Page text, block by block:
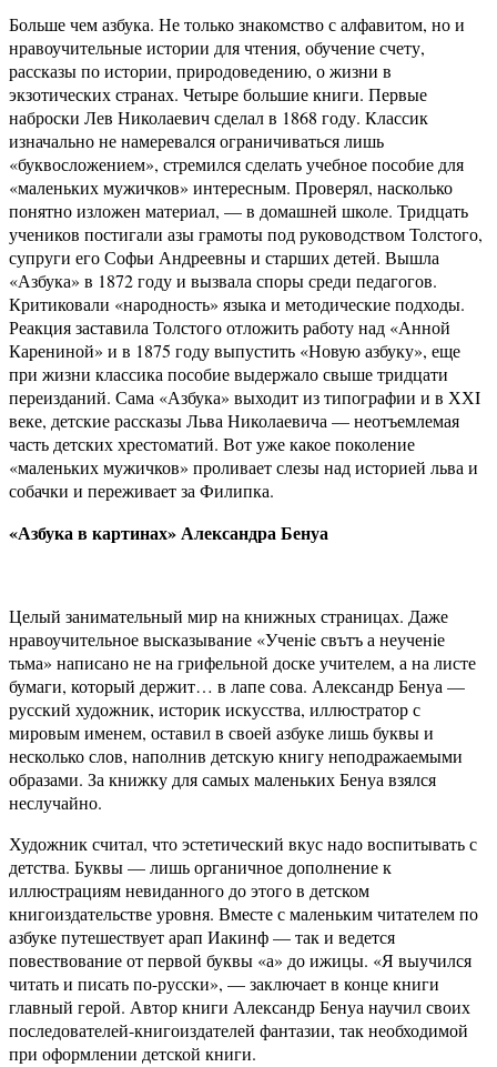
Больше чем азбука. Не только знакомство с алфавитом, но и
нравоучительные истории для чтения, обучение счету,
рассказы по истории, природоведению, о жизни в
экзотических странах. Четыре большие книги. Первые
наброски Лев Николаевич сделал в 1868 году. Классик
изначально не намеревался ограничиваться лишь
«буквосложением», стремился сделать учебное пособие для
«маленьких мужичков» интересным. Проверял, насколько
понятно изложен материал, — в домашней школе. Тридцать
учеников постигали азы грамоты под руководством Толстого,
супруги его Софьи Андреевны и старших детей. Вышла
«Азбука» в 1872 году и вызвала споры среди педагогов.
Критиковали «народность» языка и методические подходы.
Реакция заставила Толстого отложить работу над «Анной
Карениной» и в 1875 году выпустить «Новую азбуку», еще
при жизни классика пособие выдержало свыше тридцати
переизданий. Сама «Азбука» выходит из типографии и в ХХI
веке, детские рассказы Льва Николаевича — неотъемлемая
часть детских хрестоматий. Вот уже какое поколение
«маленьких мужичков» проливает слезы над историей льва и
собачки и переживает за Филипка.
«Азбука в картинах» Александра Бенуа
Целый занимательный мир на книжных страницах. Даже
нравоучительное высказывание «Ученie свътъ а неученiе
тьма» написано не на грифельной доске учителем, а на листе
бумаги, который держит… в лапе сова. Александр Бенуа —
русский художник, историк искусства, иллюстратор с
мировым именем, оставил в своей азбуке лишь буквы и
несколько слов, наполнив детскую книгу неподражаемыми
образами. За книжку для самых маленьких Бенуа взялся
неслучайно.
Художник считал, что эстетический вкус надо воспитывать с
детства. Буквы — лишь органичное дополнение к
иллюстрациям невиданного до этого в детском
книгоиздательстве уровня. Вместе с маленьким читателем по
азбуке путешествует арап Иакинф — так и ведется
повествование от первой буквы «а» до ижицы. «Я выучился
читать и писать по-русски», — заключает в конце книги
главный герой. Автор книги Александр Бенуа научил своих
последователей-книгоиздателей фантазии, так необходимой
при оформлении детской книги.